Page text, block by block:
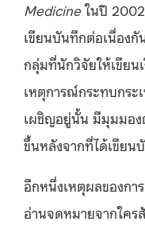
Medicineในปี
เขียนบันทึกต่อเนื่องกั
กลุ่มที่นักวิจัยให้เขียน
เหตุการณ์กระทบกระ
เผชิญอยู่นั้น มีมุมมอง
ขึ้นหลังจากที่ได้เขียน
อีกหนึ่งเหตุผลของกา
อ่านจดหมายจากใคร